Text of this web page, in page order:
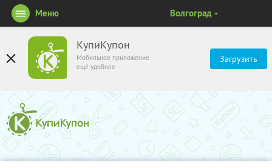
КупиКупон
Мобильное приложение
ещё удобнее
Загрузить
Меню Волгоград